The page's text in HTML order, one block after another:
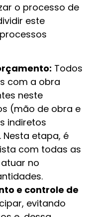
o processo de
este
Todos
com a obra
neste
(mão de obra e
indiretos
etapa, é
com todas as
no
e controle de
evitando